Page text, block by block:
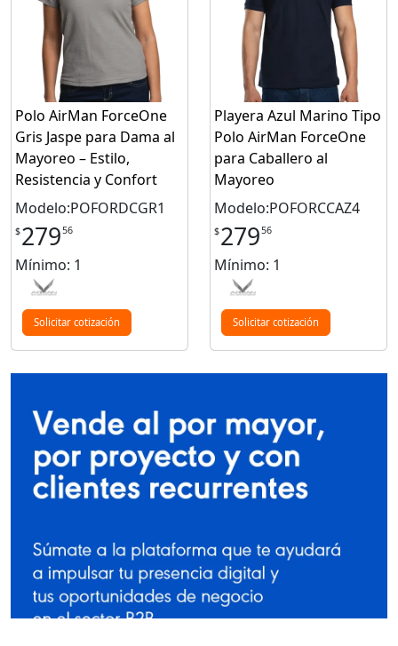
Polo AirMan ForceOne
Gris Jaspe para Dama al
Mayoreo – Estilo,
Resistencia y Confort
Modelo:POFORDCGR1
$27956
Mínimo: 1
Solicitar cotización
Playera Azul Marino Tipo
Polo AirMan ForceOne
para Caballero al
Mayoreo
Modelo:POFORCCAZ4
$27956
Mínimo: 1
Solicitar cotización